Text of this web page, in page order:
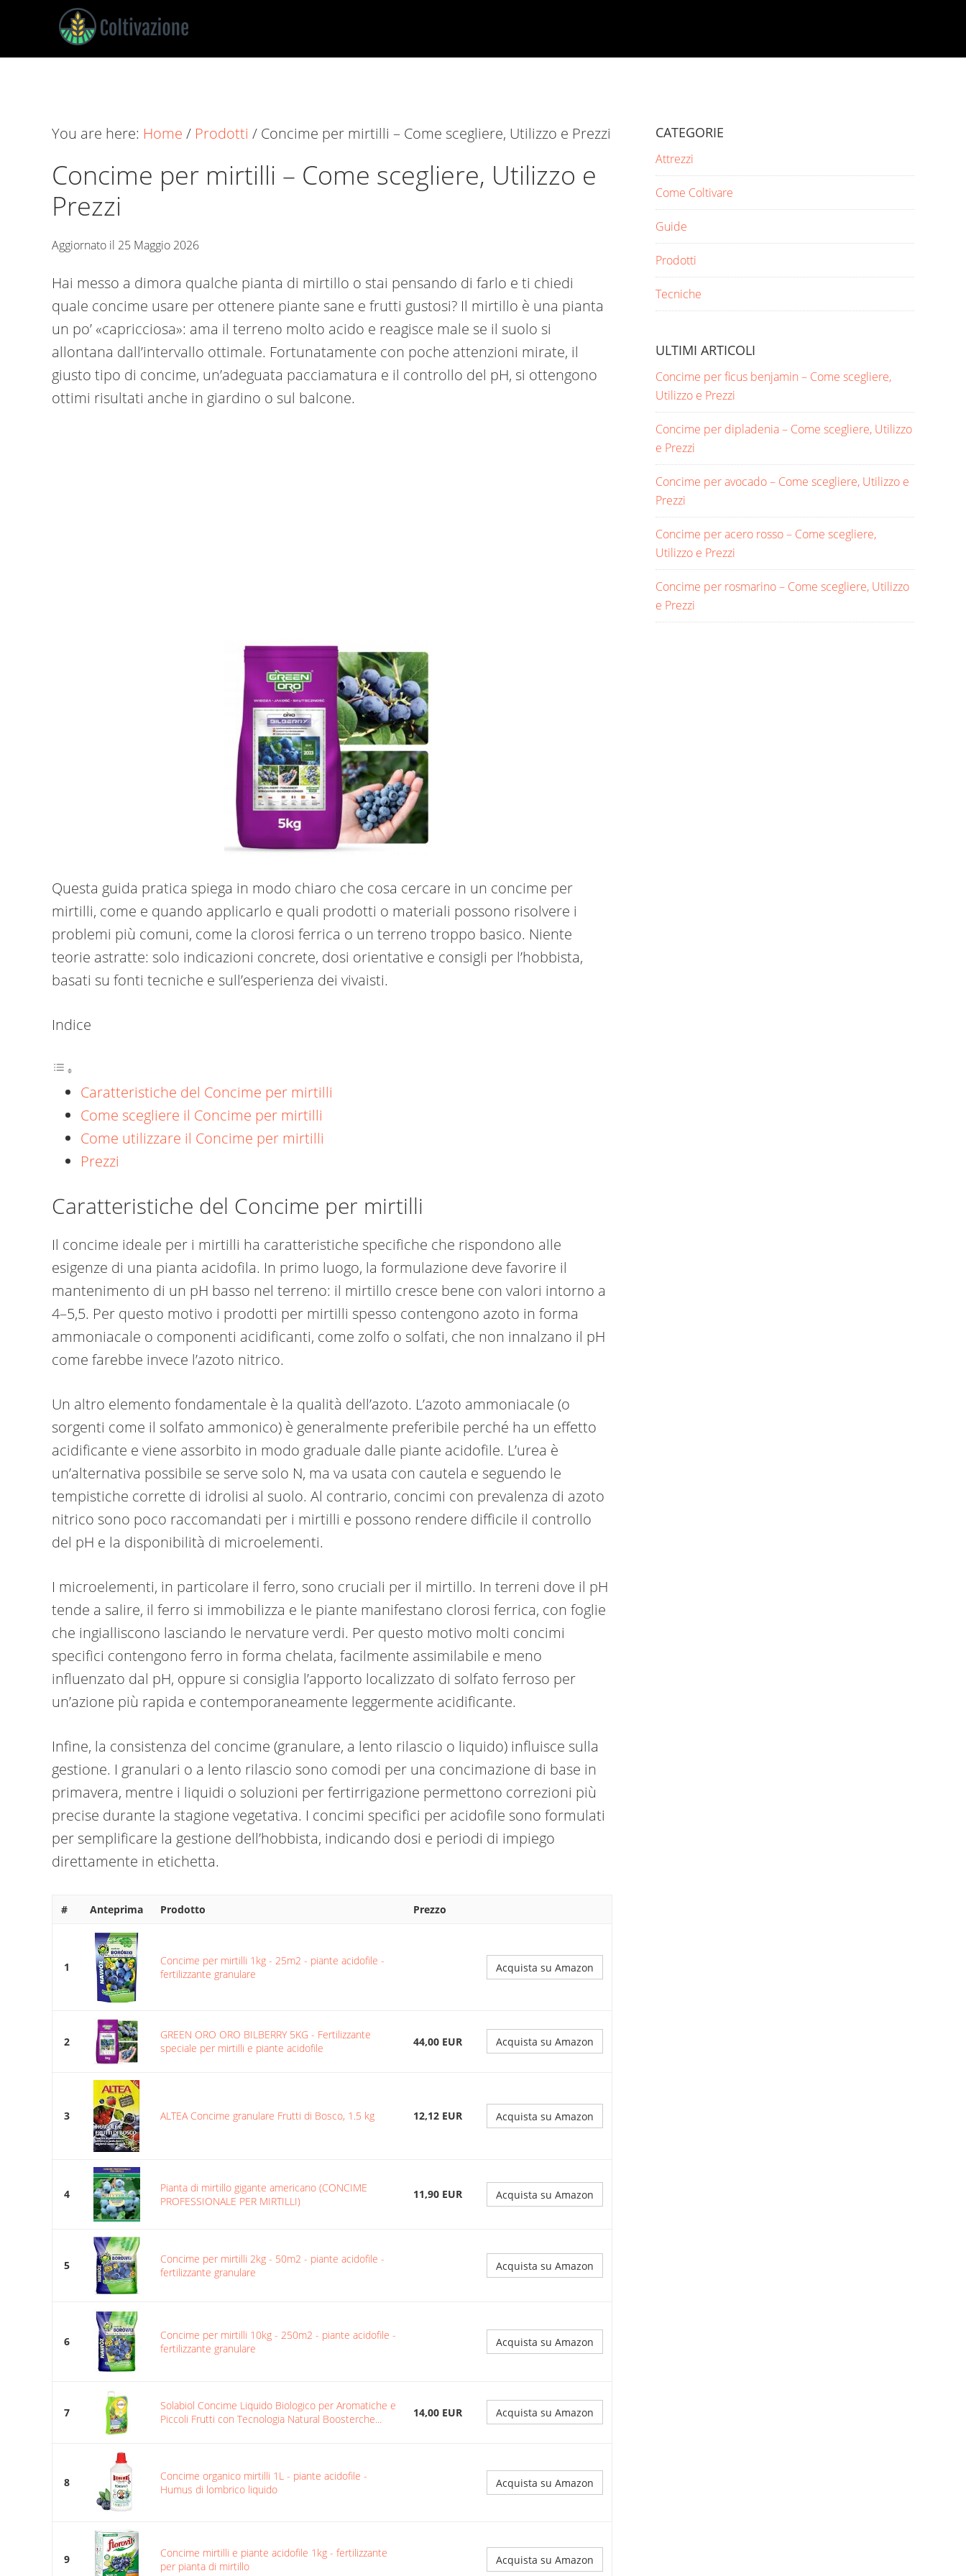
main
primary
footer Coltivazione
Coltivare
You are here: Home / Prodotti / Concime per mirtilli​ – Come scegliere, Utilizzo e Prezzi
Concime per mirtilli​ – Come scegliere, Utilizzo e
Prezzi
Aggiornato il 25 Maggio 2026
Hai messo a dimora qualche pianta di mirtillo o stai pensando di farlo e ti chiedi
quale concime usare per ottenere piante sane e frutti gustosi? Il mirtillo è una pianta
un po’ «capricciosa»: ama il terreno molto acido e reagisce male se il suolo si
allontana dall’intervallo ottimale. Fortunatamente con poche attenzioni mirate, il
giusto tipo di concime, un’adeguata pacciamatura e il controllo del pH, si ottengono
ottimi risultati anche in giardino o sul balcone.
Questa guida pratica spiega in modo chiaro che cosa cercare in un concime per
mirtilli, come e quando applicarlo e quali prodotti o materiali possono risolvere i
problemi più comuni, come la clorosi ferrica o un terreno troppo basico. Niente
teorie astratte: solo indicazioni concrete, dosi orientative e consigli per l’hobbista,
basati su fonti tecniche e sull’esperienza dei vivaisti.
Indice
Caratteristiche del Concime per mirtilli​
Come scegliere il Concime per mirtilli​
Come utilizzare il Concime per mirtilli​
Prezzi
Caratteristiche del Concime per mirtilli​
Il concime ideale per i mirtilli ha caratteristiche specifiche che rispondono alle
esigenze di una pianta acidofila. In primo luogo, la formulazione deve favorire il
mantenimento di un pH basso nel terreno: il mirtillo cresce bene con valori intorno a
4–5,5. Per questo motivo i prodotti per mirtilli spesso contengono azoto in forma
ammoniacale o componenti acidificanti, come zolfo o solfati, che non innalzano il pH
come farebbe invece l’azoto nitrico.
Un altro elemento fondamentale è la qualità dell’azoto. L’azoto ammoniacale (o
sorgenti come il solfato ammonico) è generalmente preferibile perché ha un effetto
acidificante e viene assorbito in modo graduale dalle piante acidofile. L’urea è
un’alternativa possibile se serve solo N, ma va usata con cautela e seguendo le
tempistiche corrette di idrolisi al suolo. Al contrario, concimi con prevalenza di azoto
nitrico sono poco raccomandati per i mirtilli e possono rendere difficile il controllo
del pH e la disponibilità di microelementi.
I microelementi, in particolare il ferro, sono cruciali per il mirtillo. In terreni dove il pH
tende a salire, il ferro si immobilizza e le piante manifestano clorosi ferrica, con foglie
che ingialliscono lasciando le nervature verdi. Per questo motivo molti concimi
specifici contengono ferro in forma chelata, facilmente assimilabile e meno
influenzato dal pH, oppure si consiglia l’apporto localizzato di solfato ferroso per
un’azione più rapida e contemporaneamente leggermente acidificante.
Infine, la consistenza del concime (granulare, a lento rilascio o liquido) influisce sulla
gestione. I granulari o a lento rilascio sono comodi per una concimazione di base in
primavera, mentre i liquidi o soluzioni per fertirrigazione permettono correzioni più
precise durante la stagione vegetativa. I concimi specifici per acidofile sono formulati
per semplificare la gestione dell’hobbista, indicando dosi e periodi di impiego
direttamente in etichetta.
# Anteprima Prodotto Prezzo
1
Concime per mirtilli 1kg - 25m2 - piante acidofile -
fertilizzante granulare
Acquista su Amazon
2
GREEN ORO ORO BILBERRY 5KG - Fertilizzante
speciale per mirtilli e piante acidofile
44,00 EUR Acquista su Amazon
3 ALTEA Concime granulare Frutti di Bosco, 1.5 kg 12,12 EUR Acquista su Amazon
4
Pianta di mirtillo gigante americano (CONCIME
PROFESSIONALE PER MIRTILLI)
11,90 EUR Acquista su Amazon
5
Concime per mirtilli 2kg - 50m2 - piante acidofile -
fertilizzante granulare
Acquista su Amazon
6
Concime per mirtilli 10kg - 250m2 - piante acidofile -
fertilizzante granulare
Acquista su Amazon
7
Solabiol Concime Liquido Biologico per Aromatiche e
Piccoli Frutti con Tecnologia Natural Boosterche...
14,00 EUR Acquista su Amazon
8
Concime organico mirtilli 1L - piante acidofile -
Humus di lombrico liquido
Acquista su Amazon
9
Concime mirtilli e piante acidofile 1kg - fertilizzante
per pianta di mirtillo
Acquista su Amazon
CATEGORIE
Attrezzi
Come Coltivare
Guide
Prodotti
Tecniche
ULTIMI ARTICOLI
Concime per ficus benjamin​ – Come scegliere,
Utilizzo e Prezzi
Concime per dipladenia​ – Come scegliere, Utilizzo
e Prezzi
Concime per avocado​ – Come scegliere, Utilizzo e
Prezzi
Concime per acero rosso​ – Come scegliere,
Utilizzo e Prezzi
Concime per rosmarino​ – Come scegliere, Utilizzo
e Prezzi